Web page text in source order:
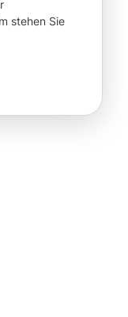
stehen Sie